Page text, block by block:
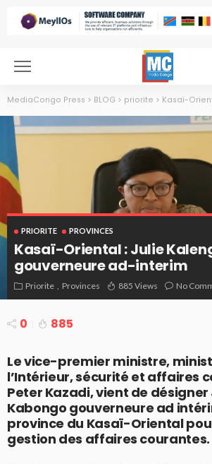
MediaCongo Press > BLOG > priorite > Kasaï-Oriental : Julie
PRIORITE PROVINCES
Kasaï-Oriental : Julie
gouverneure ad-interim
Priorite Provinces 885 Views No
0 885
Le vice-premier ministre,
l’Intérieur, sécurité et affaires
Peter Kazadi, vient de
Kabongo gouverneure ad
province du Kasaï-Oriental
gestion des affaires courantes.